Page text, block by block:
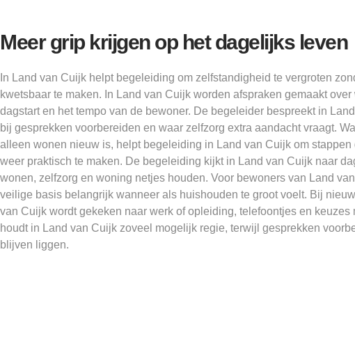
Meer grip krijgen op het dagelijks leven
In Land van Cuijk helpt begeleiding om zelfstandigheid te vergroten
kwetsbaar te maken. In Land van Cuijk worden afspraken gemaakt
dagstart en het tempo van de bewoner. De begeleider bespreekt in
bij gesprekken voorbereiden en waar zelfzorg extra aandacht vraagt.
alleen wonen nieuw is, helpt begeleiding in Land van Cuijk om stappen
weer praktisch te maken. De begeleiding kijkt in Land van Cuijk naar
wonen, zelfzorg en woning netjes houden. Voor bewoners van Land
veilige basis belangrijk wanneer als huishouden te groot voelt. Bij
van Cuijk wordt gekeken naar werk of opleiding, telefoontjes en keuzes
houdt in Land van Cuijk zoveel mogelijk regie, terwijl gesprekken
blijven liggen.